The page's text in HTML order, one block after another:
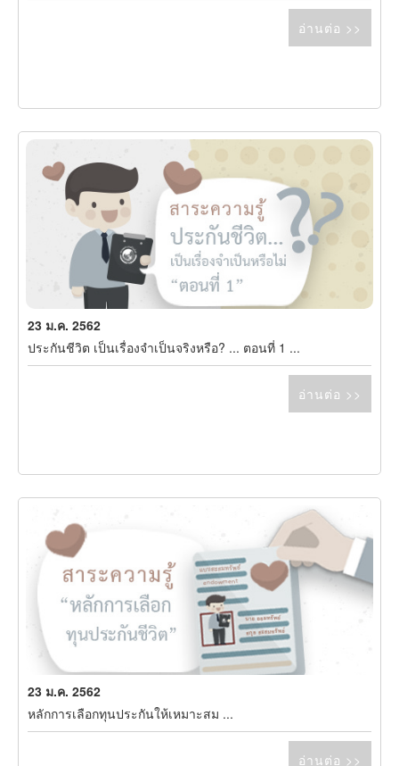
อ่านต่อ >>
23 ม.ค. 2562
ประกันชีวิต เป็นเรื่องจำเป็นจริงหรือ? ... ตอนที่ 1 ...
อ่านต่อ >>
23 ม.ค. 2562
หลักการเลือกทุนประกันให้เหมาะสม ...
อ่านต่อ >>